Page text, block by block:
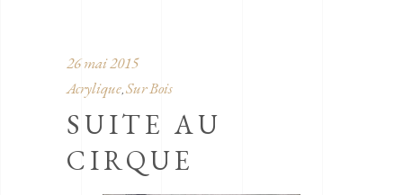
26 mai 2015
Acrylique, Sur Bois
SUITE AU
CIRQUE